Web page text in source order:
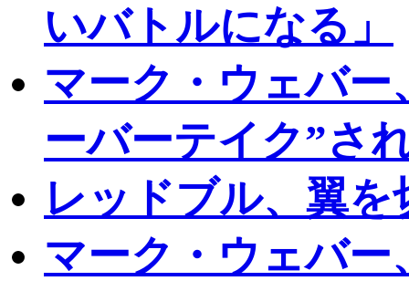
いバトルになる」
マーク・ウェバ
ーバーテイク”さ
レッドブル、翼を
マーク・ウェバー